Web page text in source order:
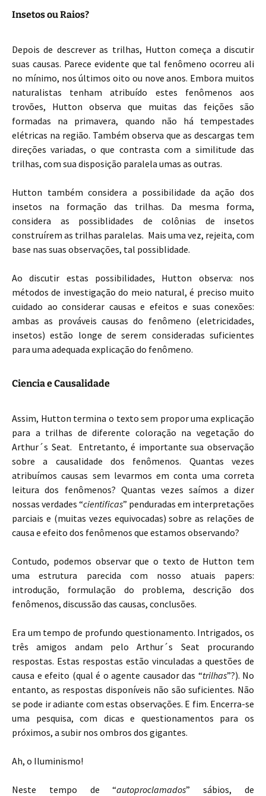
Insetos ou Raios?
Depois de descrever as trilhas, Hutton começa a discutir
suas causas. Parece evidente que tal fenômeno ocorreu ali
no mínimo, nos últimos oito ou nove anos. Embora muitos
naturalistas tenham atribuído estes fenômenos aos
trovões, Hutton observa que muitas das feições são
formadas na primavera, quando não há tempestades
elétricas na região. Também observa que as descargas tem
direções variadas, o que contrasta com a similitude das
trilhas, com sua disposição paralela umas as outras.
Hutton também considera a possibilidade da ação dos
insetos na formação das trilhas. Da mesma forma,
considera as possiblidades de colônias de insetos
construírem as trilhas paralelas. Mais uma vez, rejeita, com
base nas suas observações, tal possiblidade.
Ao discutir estas possibilidades, Hutton observa: nos
métodos de investigação do meio natural, é preciso muito
cuidado ao considerar causas e efeitos e suas conexões:
ambas as prováveis causas do fenômeno (eletricidades,
insetos) estão longe de serem consideradas suficientes
para uma adequada explicação do fenômeno.
Ciencia e Causalidade
Assim, Hutton termina o texto sem propor uma explicação
para a trilhas de diferente coloração na vegetação do
Arthur´s Seat. Entretanto, é importante sua observação
sobre a causalidade dos fenômenos. Quantas vezes
atribuímos causas sem levarmos em conta uma correta
leitura dos fenômenos? Quantas vezes saímos a dizer
nossas verdades “cientificas” penduradas em interpretações
parciais e (muitas vezes equivocadas) sobre as relações de
causa e efeito dos fenômenos que estamos observando?
Contudo, podemos observar que o texto de Hutton tem
uma estrutura parecida com nosso atuais papers:
introdução, formulação do problema, descrição dos
fenômenos, discussão das causas, conclusões.
Era um tempo de profundo questionamento. Intrigados, os
três amigos andam pelo Arthur´s Seat procurando
respostas. Estas respostas estão vinculadas a questões de
causa e efeito (qual é o agente causador das “trilhas”?). No
entanto, as respostas disponíveis não são suficientes. Não
se pode ir adiante com estas observações. E fim. Encerra-se
uma pesquisa, com dicas e questionamentos para os
próximos, a subir nos ombros dos gigantes.
Ah, o Iluminismo!
Neste tempo de “autoproclamados” sábios, de